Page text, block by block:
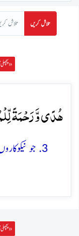
تلاش کریں
پچھلی آیت »
ہُدًی وَّ رَحۡمَۃً
3. جو نیکوکاروں کے لئے ہدایت اور رحمت ہے
پچھلی آیت »